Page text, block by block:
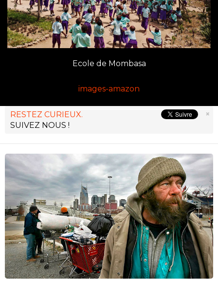
Ecole de Mombasa
images-amazon
×
RESTEZ CURIEUX.
SUIVEZ NOUS !